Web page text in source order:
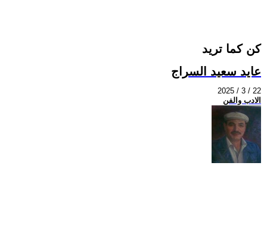
كن كما تريد
عايد سعيد السراج
2025 / 3 / 22
الادب والفن